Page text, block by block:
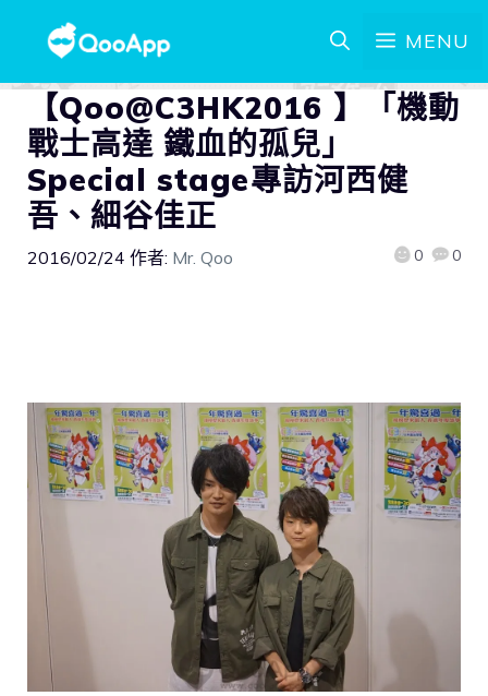
MENU
【Qoo@C3HK2016 】「機動
戰士高達 鐵血的孤兒」
Special stage專訪河西健
吾、細谷佳正
2016/02/24 作者: Mr. Qoo 0 0